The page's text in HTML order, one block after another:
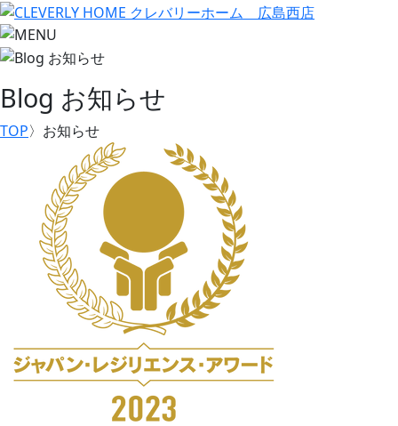
Blog お知らせ
TOP〉 お知らせ